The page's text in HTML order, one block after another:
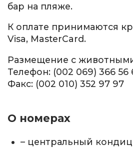
бар на пляже.
К оплате принимаются
Visa, MasterCard.
Размещение с
Телефон: (002 069) 366 56
Факс: (002 010) 352 97 97
О номерах
– центральный